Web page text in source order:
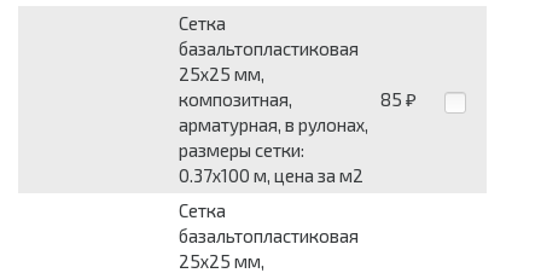
Сетка
базальтопластиковая
25x25 мм,
композитная,
арматурная, в рулонах,
размеры сетки:
0.37x100 м, цена за м2
85 ₽
Сетка
базальтопластиковая
25x25 мм,